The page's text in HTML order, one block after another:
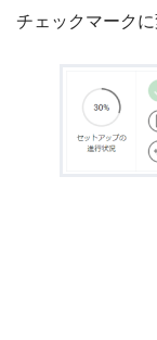
チェックマーク